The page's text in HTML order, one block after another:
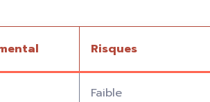
Risques
Faible